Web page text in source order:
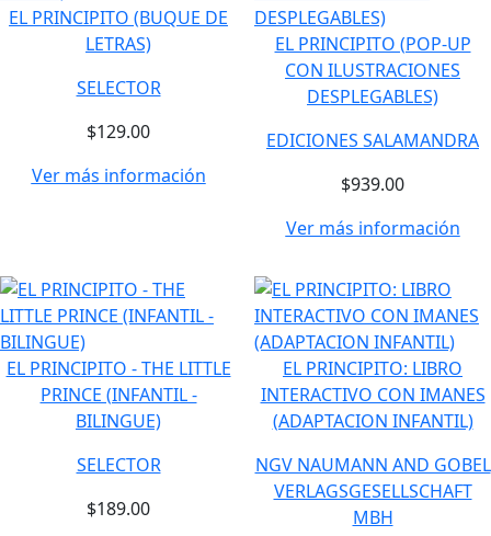
EL PRINCIPITO (BUQUE DE
LETRAS)
SELECTOR
$129.00
Ver más información
EL PRINCIPITO (POP-UP
CON ILUSTRACIONES
DESPLEGABLES)
EDICIONES SALAMANDRA
$939.00
Ver más información
EL PRINCIPITO - THE LITTLE
PRINCE (INFANTIL -
BILINGUE)
SELECTOR
$189.00
EL PRINCIPITO: LIBRO
INTERACTIVO CON IMANES
(ADAPTACION INFANTIL)
NGV NAUMANN AND GOBEL
VERLAGSGESELLSCHAFT
MBH